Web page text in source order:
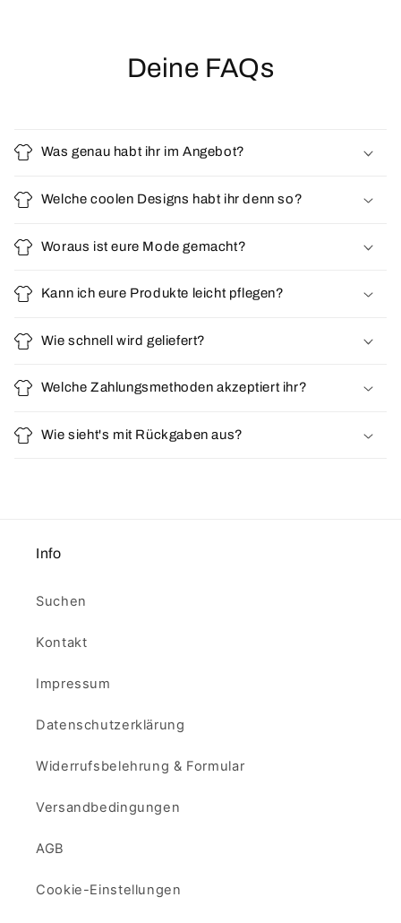
Deine FAQs
Was genau habt ihr im Angebot?
Welche coolen Designs habt ihr denn so?
Woraus ist eure Mode gemacht?
Kann ich eure Produkte leicht pflegen?
Wie schnell wird geliefert?
Welche Zahlungsmethoden akzeptiert ihr?
Wie sieht's mit Rückgaben aus?
Info
Suchen
Kontakt
Impressum
Datenschutzerklärung
Widerrufsbelehrung & Formular
Versandbedingungen
AGB
Cookie-Einstellungen